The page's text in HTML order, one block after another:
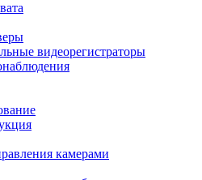
видеорегистраторы
камерами